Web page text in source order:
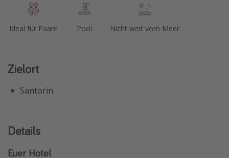
Ideal für Paare Pool Nicht weit vom Meer
Zielort
Santorin
Details
Euer Hotel